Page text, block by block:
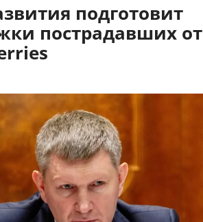
подготовит
пострадавших от